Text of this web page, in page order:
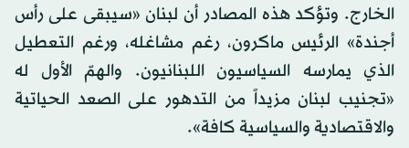
الخارج. وتؤكد هذه المصادر أن لبنان «سيبقى على رأس
أجندة» الرئيس ماكرون، رغم مشاغله، ورغم التعطيل
الذي يمارسه السياسيون اللبنانيون. والهمّ الأول له
«تجنيب لبنان مزيداً من التدهور على الصعد الحياتية
والاقتصادية والسياسية كافة».